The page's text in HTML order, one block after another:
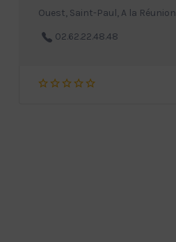
Ouest, Saint-Paul, A la Réunion
02.62.22.48.48